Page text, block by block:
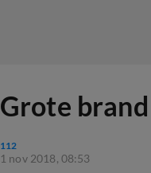
Grote
112
1 nov 2018, 08:53